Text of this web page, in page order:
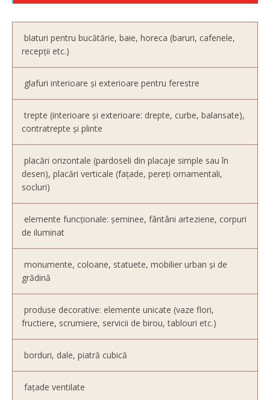
blaturi pentru bucătărie, baie, horeca (baruri, cafenele,
recepții etc.)
glafuri interioare şi exterioare pentru ferestre
trepte (interioare și exterioare: drepte, curbe, balansate),
contratrepte și plinte
placări orizontale (pardoseli din placaje simple sau în
desen), placări verticale (fațade, pereți ornamentali,
socluri)
elemente funcţionale: şeminee, fântâni arteziene, corpuri
de iluminat
monumente, coloane, statuete, mobilier urban și de
grădină
produse decorative: elemente unicate (vaze flori,
fructiere, scrumiere, servicii de birou, tablouri etc.)
borduri, dale, piatră cubică
fațade ventilate